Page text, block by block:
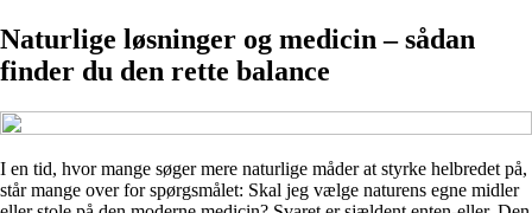
Naturlige løsninger og medicin – sådan
finder du den rette balance
I en tid, hvor mange søger mere naturlige måder at styrke helbredet på,
står mange over for spørgsmålet: Skal jeg vælge naturens egne midler